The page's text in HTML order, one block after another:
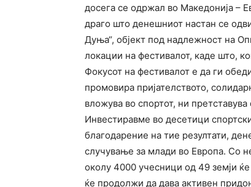
досега се одржал во Македонија –
драго што денешниот настан се
Дуња“, објект под надлежност на
локации на фестивалот, каде што,
Фокусот на фестивалот е да ги
промовира пријателството,
вложува во спортот, ни
Инвестиравме во десетици
благодарение на тие резултати,
случување за млади во Европа. Со
околу 4000 учесници од 49 земји
ќе продолжи да дава активен